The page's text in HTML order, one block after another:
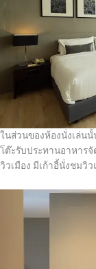
ในส่วนของห้องนั่งเล่น
โต๊ะรับประทานอาหาร
วิวเมือง มีเก้าอี้นั่งชมวิ